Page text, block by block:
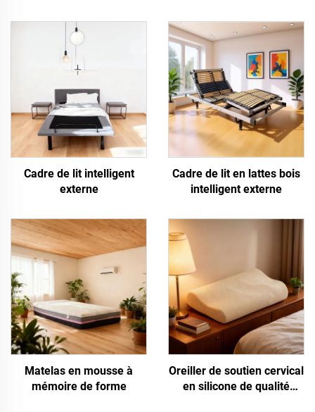
Cadre de lit intelligent
externe
Cadre de lit en lattes bois
intelligent externe
Matelas en mousse à
mémoire de forme
Oreiller de soutien cervical
en silicone de qualité